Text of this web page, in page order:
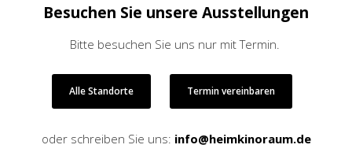
Besuchen Sie unsere Ausstellungen
Bitte besuchen Sie uns nur mit Termin.
Alle Standorte Termin vereinbaren
oder schreiben Sie uns: info@heimkinoraum.de